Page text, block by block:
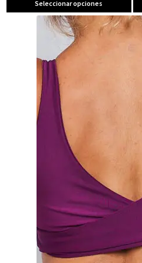
Seleccionar opciones